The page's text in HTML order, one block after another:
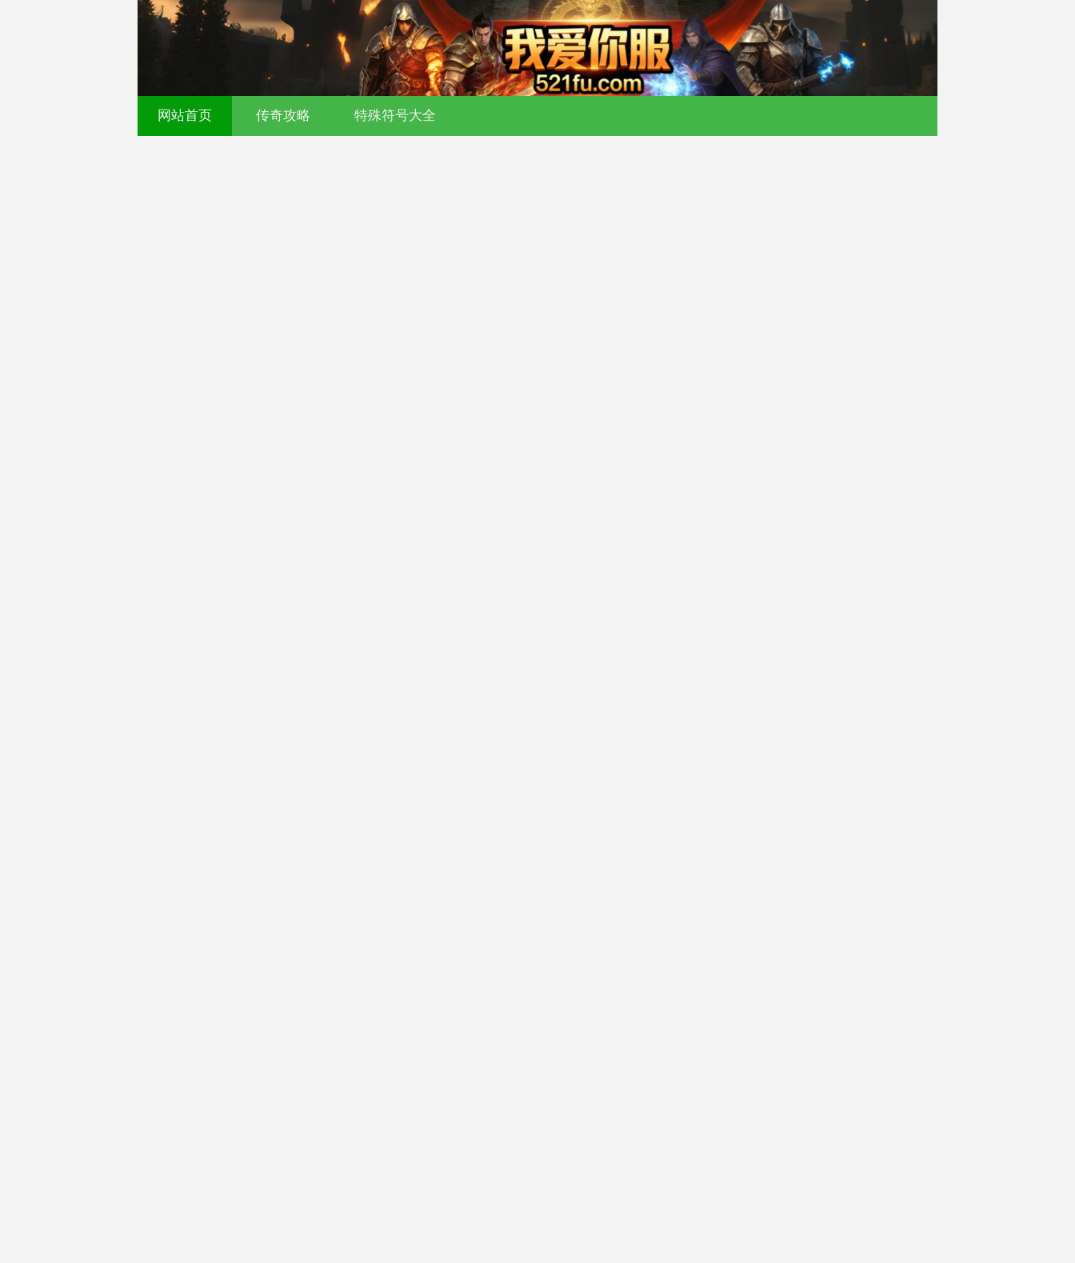
521fu 传奇发布网 - 今日新开传奇私服 - 176 复古 - 180 合击 - 单职业找服平台
网站首页 传奇攻略 特殊符号大全